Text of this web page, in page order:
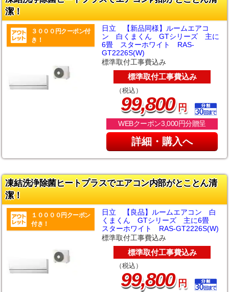
潔！
３０００円クーポン付
き！
日立 【新品同様】ルームエアコ
ン 白くまくん GTシリーズ 主に
6畳 スターホワイト RAS-
GT2226S(W)
標準取付工事費込み
標準取付工事費込み
（税込）
99,800円
WEBクーポン3,000円分贈呈
詳細・購入へ
凍結洗浄除菌ヒートプラスでエアコン内部がとことん清
潔！
１００００円クーポン
付き！
日立 【良品】ルームエアコン 白
くまくん GTシリーズ 主に6畳
スターホワイト RAS-GT2226S(W)
標準取付工事費込み
標準取付工事費込み
（税込）
99,800円